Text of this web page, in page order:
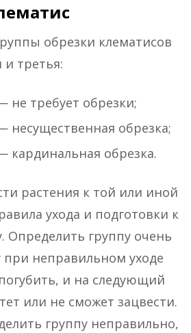
обрезки клематисов
третья:
не требует обрезки;
несущественная обрезка;
кардинальная обрезка.
растения к той или иной
ухода и подготовки к
Определить группу очень
при неправильном уходе
и на следующий
или не сможет зацвести.
группу неправильно,